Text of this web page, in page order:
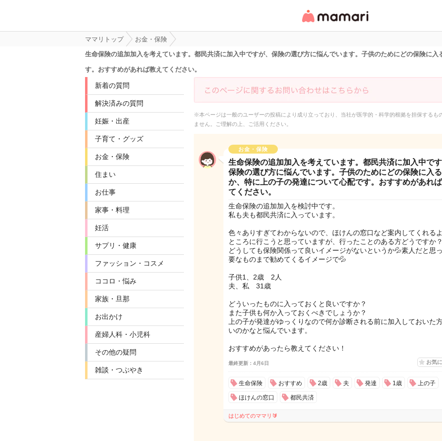
リ・情報サイト
ママリトップ
お金・保険
生命保険の追加加入を考えています。都民共済に加入中ですが、保険の選び方に悩んでいます。子供のためにどの保険に
す。おすすめがあれば教えてください。
新着の質問
解決済みの質問
妊娠・出産
子育て・グッズ
お金・保険
住まい
お仕事
家事・料理
妊活
サプリ・健康
ファッション・コスメ
ココロ・悩み
家族・旦那
お出かけ
産婦人科・小児科
その他の疑問
雑談・つぶやき
※本ページは一般のユーザーの投稿により成り立っており、当社が医学的・科学的根拠を担保するも
ません。ご理解の上、ご活用ください。
お金・保険
生命保険の追加加入を考えています。都民共済に加入中です
保険の選び方に悩んでいます。子供のためにどの保険に入
か、特に上の子の発達について心配です。おすすめがあれば
てください。
生命保険の追加加入を検討中です。
私も夫も都民共済に入っています。
色々ありすぎてわからないので、ほけんの窓口など案内してくれる
ところに行こうと思っていますが、行ったことのある方どうですか？
どうしても保険関係って良いイメージがないというか💦素人だと思
要なものまで勧めてくるイメージで💦
子供1、2歳 2人
夫、私 31歳
どういったものに入っておくと良いですか？
また子供も何か入っておくべきでしょうか？
上の子が発達がゆっくりなので何か診断される前に加入しておいた
いのかなと悩んでいます。
おすすめがあったら教えてください！
最終更新：4月6日 お気
生命保険 おすすめ 2歳 夫 発達 1歳 上の子
ほけんの窓口 都民共済
はじめてのママリ🔰